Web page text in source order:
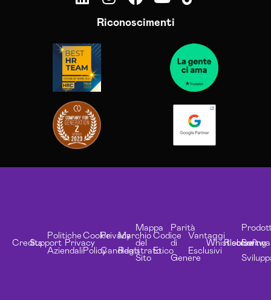
Riconoscimenti
CreditsSupport
Politiche
Aziendali
Privacy
Cookie
Policy
Privacy
Candidati
Marchio
Registrato
Mappa
del
Sito
Codice
Etico
Parità
di
Genere
Vantaggi
Esclusivi
Whistleblowing
Risorse